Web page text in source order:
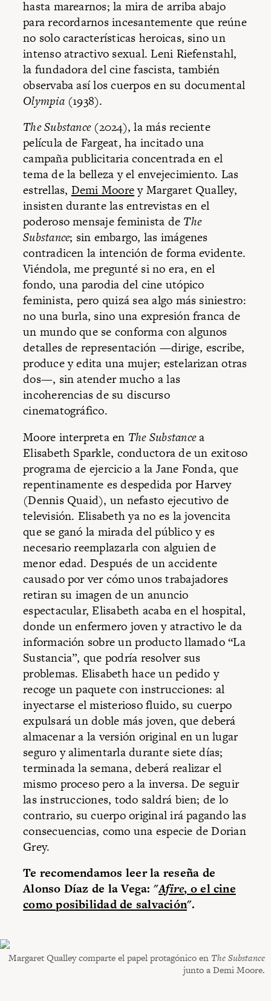
hasta marearnos; la mira de arriba abajo
para recordarnos incesantemente que reúne
no solo características heroicas, sino un
intenso atractivo sexual. Leni Riefenstahl,
la fundadora del cine fascista, también
observaba así los cuerpos en su documental
Olympia (1938).
The Substance(2024), la más reciente
película de Fargeat, ha incitado una
campaña publicitaria concentrada en el
tema de la belleza y el envejecimiento. Las
estrellas, Demi Moorey Margaret Qualley,
insisten durante las entrevistas en el
poderoso mensaje feminista de The
Substance; sin embargo, las imágenes
contradicen la intención de forma evidente.
Viéndola, me pregunté si no era, en el
fondo, una parodia del cine utópico
feminista, pero quizá sea algo más siniestro:
no una burla, sino una expresión franca de
un mundo que se conforma con algunos
detalles de representación —dirige, escribe,
produce y edita una mujer; estelarizan otras
dos—, sin atender mucho a las
incoherencias de su discurso
cinematográfico.
Moore interpreta en The Substancea
Elisabeth Sparkle, conductora de un exitoso
programa de ejercicio a la Jane Fonda, que
repentinamente es despedida por Harvey
(Dennis Quaid), un nefasto ejecutivo de
televisión. Elisabeth ya no es la jovencita
que se ganó la mirada del público y es
necesario reemplazarla con alguien de
menor edad. Después de un accidente
causado por ver cómo unos trabajadores
retiran su imagen de un anuncio
espectacular, Elisabeth acaba en el hospital,
donde un enfermero joven y atractivo le da
información sobre un producto llamado “La
Sustancia”, que podría resolver sus
problemas. Elisabeth hace un pedido y
recoge un paquete con instrucciones: al
inyectarse el misterioso fluido, su cuerpo
expulsará un doble más joven, que deberá
almacenar a la versión original en un lugar
seguro y alimentarla durante siete días;
terminada la semana, deberá realizar el
mismo proceso pero a la inversa. De seguir
las instrucciones, todo saldrá bien; de lo
contrario, su cuerpo original irá pagando las
consecuencias, como una especie de Dorian
Grey.
Te recomendamos leer la reseña de
Alonso Díaz de la Vega: "Afire, o el cine
como posibilidad de salvación".
Margaret Qualley comparte el papel protagónico en The Substance
junto a Demi Moore.